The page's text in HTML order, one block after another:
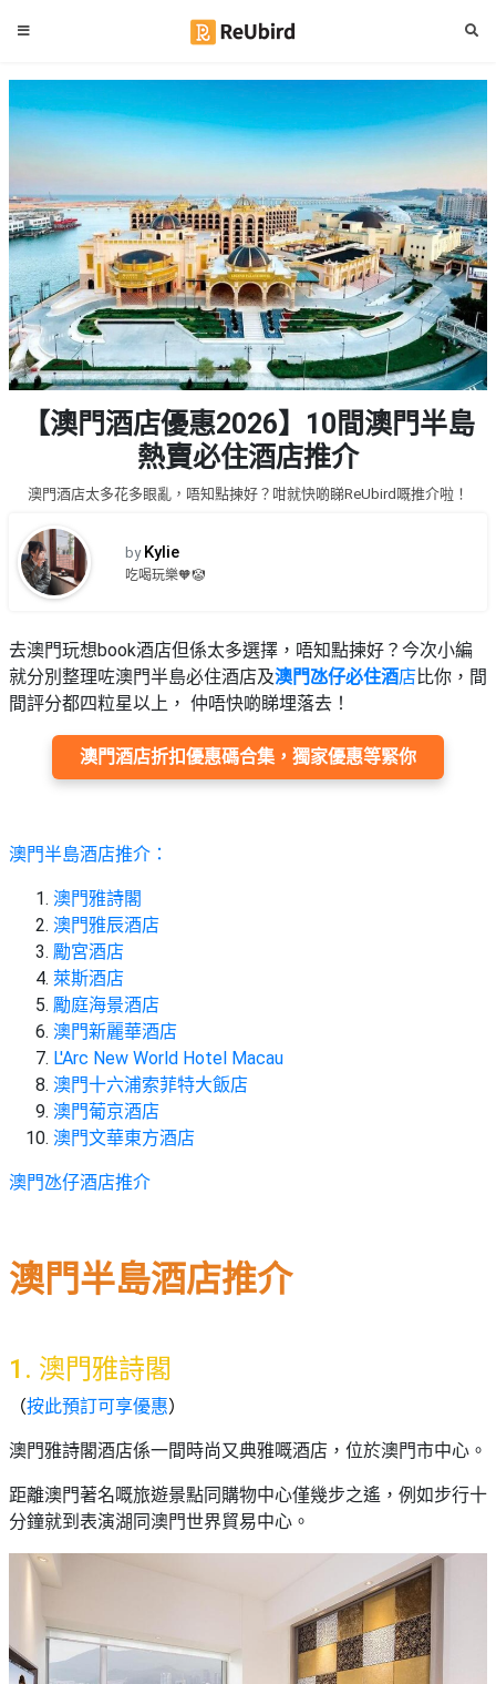
繁
中
EN
登
入
註
冊
品
分
類
Party
Room
到
特
色
蛋
糕
花
束
及
花
藝
禮
品
訂
物
佈
置
用
品
即
食
煮
聚
活
動
類
型
朋
友
聚
會
慶
祝
生
日
拍
拖
司
婚
禮
親
子
活
動
攻
活
動
攻
略
會
員
知
交
件
夾
時
器
情
侶
心
願
清
聯
關
我
日
拖
好
去
處
#
室
內
好
處
#
物
#18
區
去
處
#Party
Room
好
處
#
美
食
#
親
好
去
處
#
#
結
末
去
處
#
地
會
【澳門酒店優惠2026】10間澳門半島
熱賣必住酒店推介
澳門酒店太多花多眼亂，唔知點揀好？咁就快啲睇ReUbird嘅推介啦！
by Kylie
吃喝玩樂🧡🤡
去澳門玩想book酒店但係太多選擇，唔知點揀好？今次小編
就分別整理咗澳門半島必住酒店及澳門氹仔必住酒店比你，間
間評分都四粒星以上， 仲唔快啲睇埋落去！
澳門酒店折扣優惠碼合集，獨家優惠等緊你
澳門半島酒店推介：
澳門雅詩閣
澳門雅辰酒店
勵宮酒店
萊斯酒店
勵庭海景酒店
澳門新麗華酒店
L'Arc New World Hotel Macau
澳門十六浦索菲特大飯店
澳門葡京酒店
澳門文華東方酒店
澳門氹仔酒店推介
澳門半島酒店推介
1. 澳門雅詩閣
（按此預訂可享優惠）
澳門雅詩閣酒店係一間時尚又典雅嘅酒店，位於澳門市中心。
距離澳門著名嘅旅遊景點同購物中心僅幾步之遙，例如步行十
分鐘就到表演湖同澳門世界貿易中心。